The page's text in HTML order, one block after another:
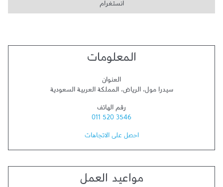
انستغرام
المعلومات
العنوان
سيدرا مول،الرياض،المملكة العربية السعودية
رقم الهاتف
011 520 3546
احصل على الاتجاهات
مواعيد العمل